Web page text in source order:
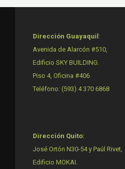
Dirección Guayaquil:
Avenida de Alarcón #510,
Edificio SKY BUILDING.
Piso 4, Oficina #406
Teléfono: (593) 4 370 6868
Dirección Quito:
José Ortón N30-54 y Paúl Rivet,
Edificio MOKAI.